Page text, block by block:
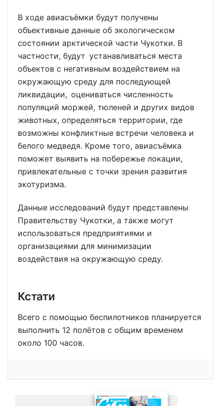
В ходе авиасъёмки будут получены
объективные данные об экологическом
состоянии арктической части Чукотки. В
частности, будут устанавливаться места
объектов с негативным воздействием на
окружающую среду для последующей
ликвидации, оцениваться численность
популяций моржей, тюленей и других видов
животных, определяться территории, где
возможны конфликтные встречи человека и
белого медведя. Кроме того, авиасъёмка
поможет выявить на побережье локации,
привлекательные с точки зрения развития
экотуризма.
Данные исследований будут представлены
Правительству Чукотки, а также могут
использоваться предприятиями и
организациями для минимизации
воздействия на окружающую среду.
Кстати
Всего с помощью беспилотников планируется
выполнить 12 полётов с общим временем
около 100 часов.